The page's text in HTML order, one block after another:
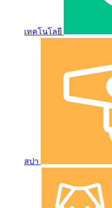
เทคโนโลยี
สปา